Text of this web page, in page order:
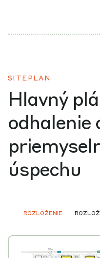
SITEPLAN
Hlavný
odhalenie
úspechu
ROZLOŽENIE